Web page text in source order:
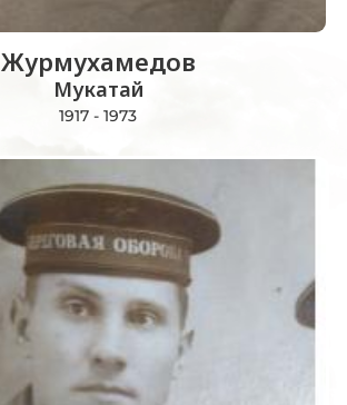
Журмухамедов
Мукатай
1917 - 1973